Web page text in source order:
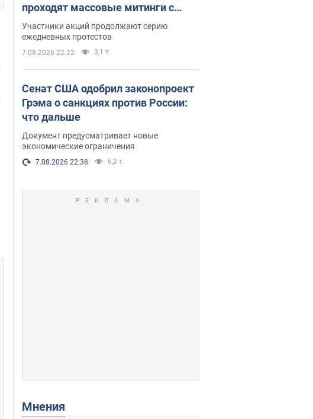
проходят массовые митинги с
плакатами. Фото и видео
Участники акций продолжают серию
ежедневных протестов
7.08.2026 22:22 3,1 т.
Сенат США одобрил законопроект
Грэма о санкциях против России:
что дальше
Документ предусматривает новые
экономические ограничения
7.08.2026 22:38 6,2 т.
Мнения